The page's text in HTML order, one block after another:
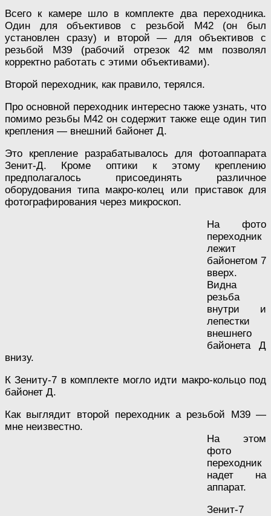
Всего к камере шло в комплекте два переходника.
Один для объективов с резьбой М42 (он был
установлен сразу) и второй — для объективов с
резьбой М39 (рабочий отрезок 42 мм позволял
корректно работать с этими объективами).
Второй переходник, как правило, терялся.
Про основной переходник интересно также узнать, что
помимо резьбы М42 он содержит также еще один тип
крепления — внешний байонет Д.
Это крепление разрабатывалось для фотоаппарата
Зенит-Д. Кроме оптики к этому креплению
предполагалось присоединять различное
оборудования типа макро-колец или приставок для
фотографирования через микроскоп.
На фото
переходник
лежит
байонетом 7
вверх.
Видна
резьба
внутри и
лепестки
внешнего
байонета Д
внизу.
К Зениту-7 в комплекте могло идти макро-кольцо под
байонет Д.
Как выглядит второй переходник а резьбой М39 —
мне неизвестно.
На этом
фото
переходник
надет на
аппарат.
Зенит-7